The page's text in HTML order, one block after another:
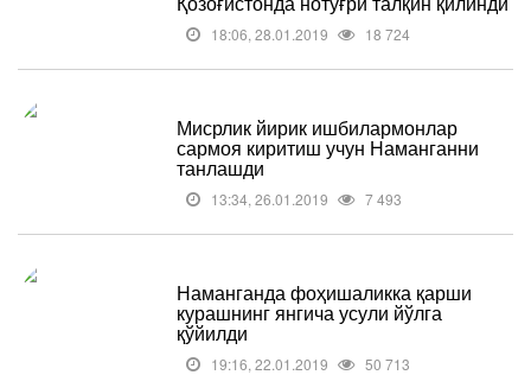
18:06, 28.01.2019 18 724
Мисрлик йирик ишбилармонлар
сармоя киритиш учун Наманганни
танлашди
13:34, 26.01.2019 7 493
Наманганда фоҳишаликка қарши
курашнинг янгича усули йўлга
қўйилди
19:16, 22.01.2019 50 713